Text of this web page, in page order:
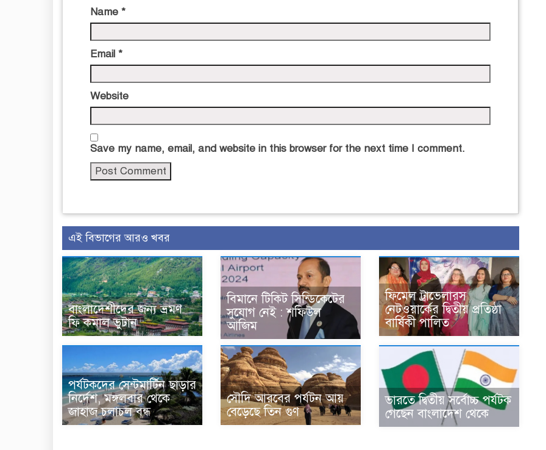
Name *
Email *
Website
Save my name, email, and website in this browser for the next time I comment.
এই বিভাগের আরও খবর
বাংলাদেশীদের জন্য ভ্রমণ
ফি কমাল ভুটান
বিমানে টিকিট সিন্ডিকেটের
সুযোগ নেই : শফিউল
আজিম
ফিমেল ট্রাভেলারস
নেটওয়ার্কের দ্বিতীয় প্রতিষ্ঠা
বার্ষিকী পালিত
পর্যটকদের সেন্টমার্টিন ছাড়ার
নির্দেশ, মঙ্গলবার থেকে
জাহাজ চলাচল বন্ধ
সৌদি আরবের পর্যটন আয়
বেড়েছে তিন গুণ
ভারতে দ্বিতীয় সর্বোচ্চ পর্যটক
গেছেন বাংলাদেশ থেকে